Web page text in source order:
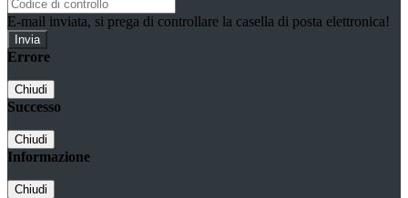
E-mail inviata, si prega di controllare la casella di posta elettronica!
Errore
Chiudi
Successo
Chiudi
Informazione
Chiudi